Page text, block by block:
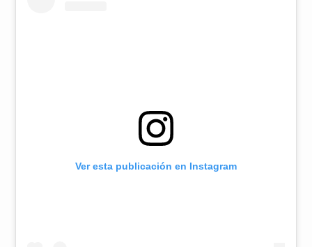
Ver esta publicación en Instagram